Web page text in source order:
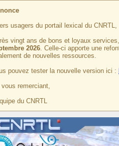
usagers du portail lexical du CNRTL,
vingt ans de bons et loyaux
2026. Celle-ci apporte une
de nouvelles ressources.
pouvez tester la nouvelle version ici :
vous remerciant,
du CNRTL